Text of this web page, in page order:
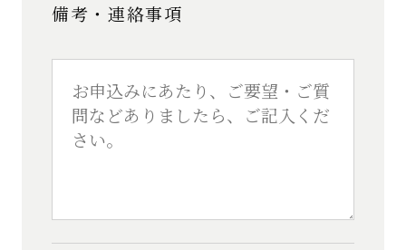
備考・連絡事項